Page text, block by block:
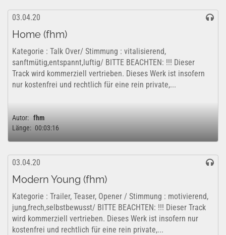
03.04.20
Home (fhm)
Kategorie : Talk Over/ Stimmung : vitalisierend,
sanftmütig,entspannt,luftig/ BITTE BEACHTEN: !!! Dieser
Track wird kommerziell vertrieben. Dieses Werk ist insofern
nur kostenfrei und rechtlich für eine rein private,...
Autor: fhm
Länge: 00:03:16
03.04.20
Modern Young (fhm)
Kategorie : Trailer, Teaser, Opener / Stimmung : motivierend,
jung,frech,selbstbewusst/ BITTE BEACHTEN: !!! Dieser Track
wird kommerziell vertrieben. Dieses Werk ist insofern nur
kostenfrei und rechtlich für eine rein private,...